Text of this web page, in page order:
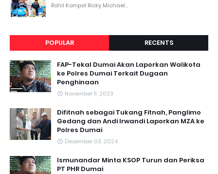
Rohil Kompol Ricky Michael...
POPULAR RECENTS
FAP-Tekal Dumai Akan Laporkan Walikota
ke Polres Dumai Terkait Dugaan
Penghinaan
November 11, 2023
Difitnah sebagai Tukang Fitnah, Panglimo
Gedang dan Andi Irwandi Laporkan MZA ke
Polres Dumai
Desember 03, 2024
Ismunandar Minta KSOP Turun dan Periksa
PT PHR Dumai